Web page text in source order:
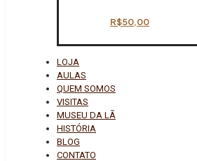
R$50,00
LOJA
AULAS
QUEM SOMOS
VISITAS
MUSEU DA LÃ
HISTÓRIA
BLOG
CONTATO